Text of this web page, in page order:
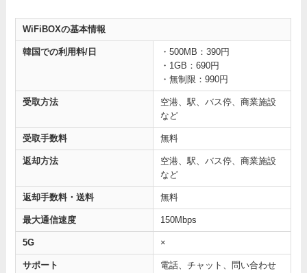
WiFiBOXの基本情報
韓国での利用料/日
・500MB：390円
・1GB：690円
・無制限：990円
受取方法
空港、駅、バス停、商業施設
など
受取手数料 無料
返却方法
空港、駅、バス停、商業施設
など
返却手数料・送料 無料
最大通信速度 150Mbps
5G ×
サポート
電話、チャット、問い合わせ